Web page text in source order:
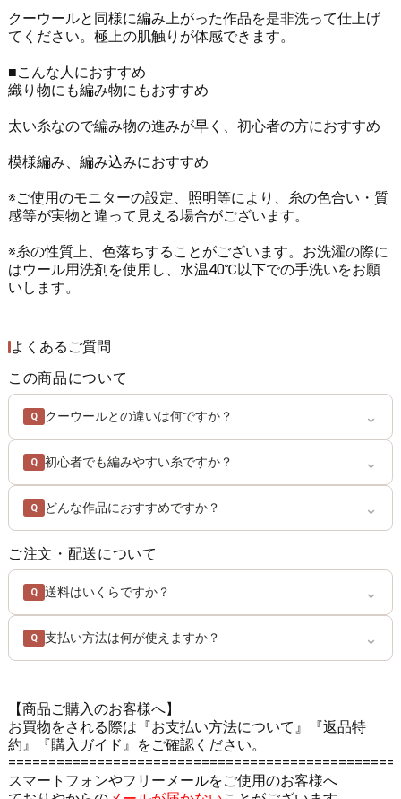
クーウールと同様に編み上がった作品を是非洗って仕上げ
てください。極上の肌触りが体感できます。
■こんな人におすすめ
織り物にも編み物にもおすすめ
太い糸なので編み物の進みが早く、初心者の方におすすめ
模様編み、編み込みにおすすめ
※ご使用のモニターの設定、照明等により、糸の色合い・質
感等が実物と違って見える場合がございます。
※糸の性質上、色落ちすることがございます。お洗濯の際に
はウール用洗剤を使用し、水温40℃以下での手洗いをお願
いします。
よくあるご質問
この商品について
Q クーウールとの違いは何ですか？ ⌄
Q 初心者でも編みやすい糸ですか？ ⌄
Q どんな作品におすすめですか？ ⌄
ご注文・配送について
Q 送料はいくらですか？ ⌄
Q 支払い方法は何が使えますか？ ⌄
【商品ご購入のお客様へ】
お買物をされる際は 『お支払い方法について』
『返品特
約』
『購入ガイド』 をご確認ください。
スマートフォンやフリーメールをご使用のお客様へ